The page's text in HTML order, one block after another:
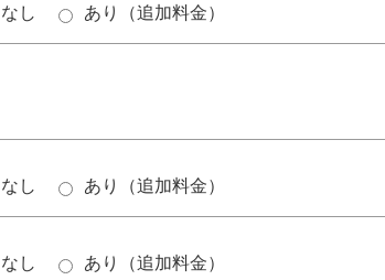
なし あり（追加料金）
なし あり（追加料金）
なし あり（追加料金）